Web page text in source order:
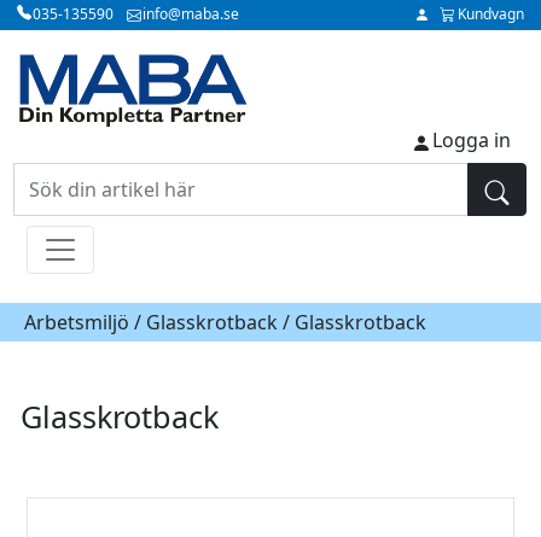
035-135590 info@maba.se Kundvagn
Logga in
Arbetsmiljö / Glasskrotback/ Glasskrotback
Glasskrotback